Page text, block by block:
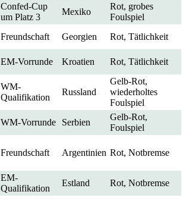
Confed-Cup
um Platz 3
Mexiko
Rot, grobes
Foulspiel
Freundschaft Georgien Rot, Tätlichkeit
EM-Vorrunde Kroatien Rot, Tätlichkeit
WM-
Qualifikation
Russland
Gelb-Rot,
wiederholtes
Foulspiel
WM-Vorrunde Serbien
Gelb-Rot,
Foulspiel
Freundschaft Argentinien Rot, Notbremse
EM-
Qualifikation
Estland Rot, Notbremse